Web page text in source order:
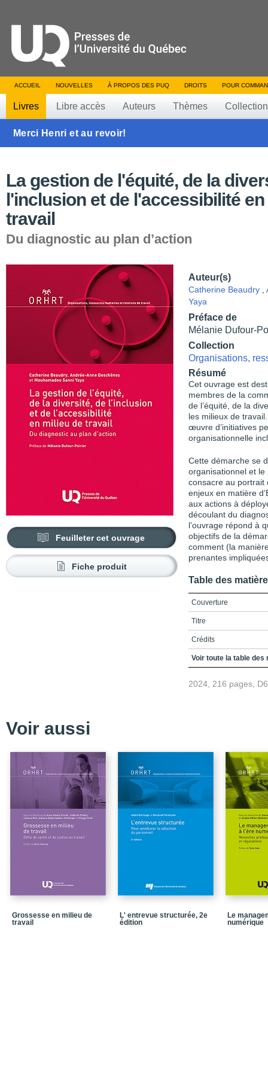
ACCUEIL NOUVELLES À PROPOS DES PUQ DROITS POUR
Livres Libre accès Auteurs Thèmes
Merci Henri et au revoir!
La gestion de l'équité, de la
l'inclusion et de l'accessibilité
travail
Du diagnostic au plan d’action
Feuilleter cet ouvrage
Fiche produit
Auteur(s)
Catherine Beaudry
Yaya
Préface de
Mélanie Dufour-
Collection
Organisations,
Résumé
Cet ouvrage est
membres de la
de l’équité, de la
les milieux de
œuvre d’initiatives
organisationnelle
Cette démarche se
organisationnel et le
consacre au portrait
enjeux en matière
aux actions à
découlant du
l’ouvrage répond à
objectifs de la
comment (la
prenantes
Table des
Couverture
Titre
Crédits
Préface – La
EDIA : une démarche
Remerciements
Liste des sigles et
Introduction
EDIA : les notions
Quelques données de
La structure de
Chapitre 1 – Le
PARTIE II – Déployer
Voir toute la table des
2024, 216 pages,
Voir aussi
Grossesse en milieu de
travail
L' entrevue structurée, 2e
édition
Le
numérique